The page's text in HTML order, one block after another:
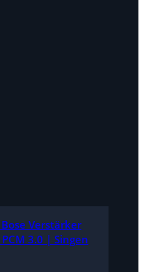
Verstärker
3.0 | Singen